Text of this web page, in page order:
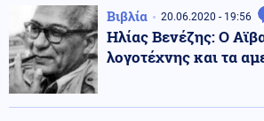
Βιβλία 20.06.2020 - 19:56
Ηλίας Βενέζης: Ο
λογοτέχνης και τα